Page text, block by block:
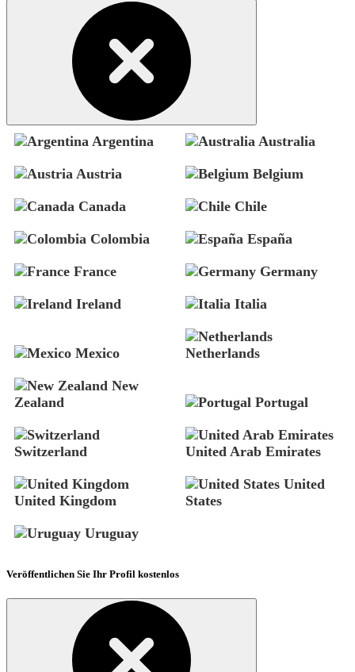
Argentina Australia
Austria Belgium
Canada Chile
Colombia España
France Germany
Ireland Italia
Mexico Netherlands
New
Zealand
Portugal
Switzerland United Arab Emirates
United Kingdom
United
States
Uruguay
Veröffentlichen Sie Ihr Profil kostenlos